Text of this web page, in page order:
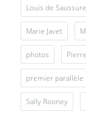
Louis de Saussure
Marie Javet
photos
premier parallèle
Sally Rooney